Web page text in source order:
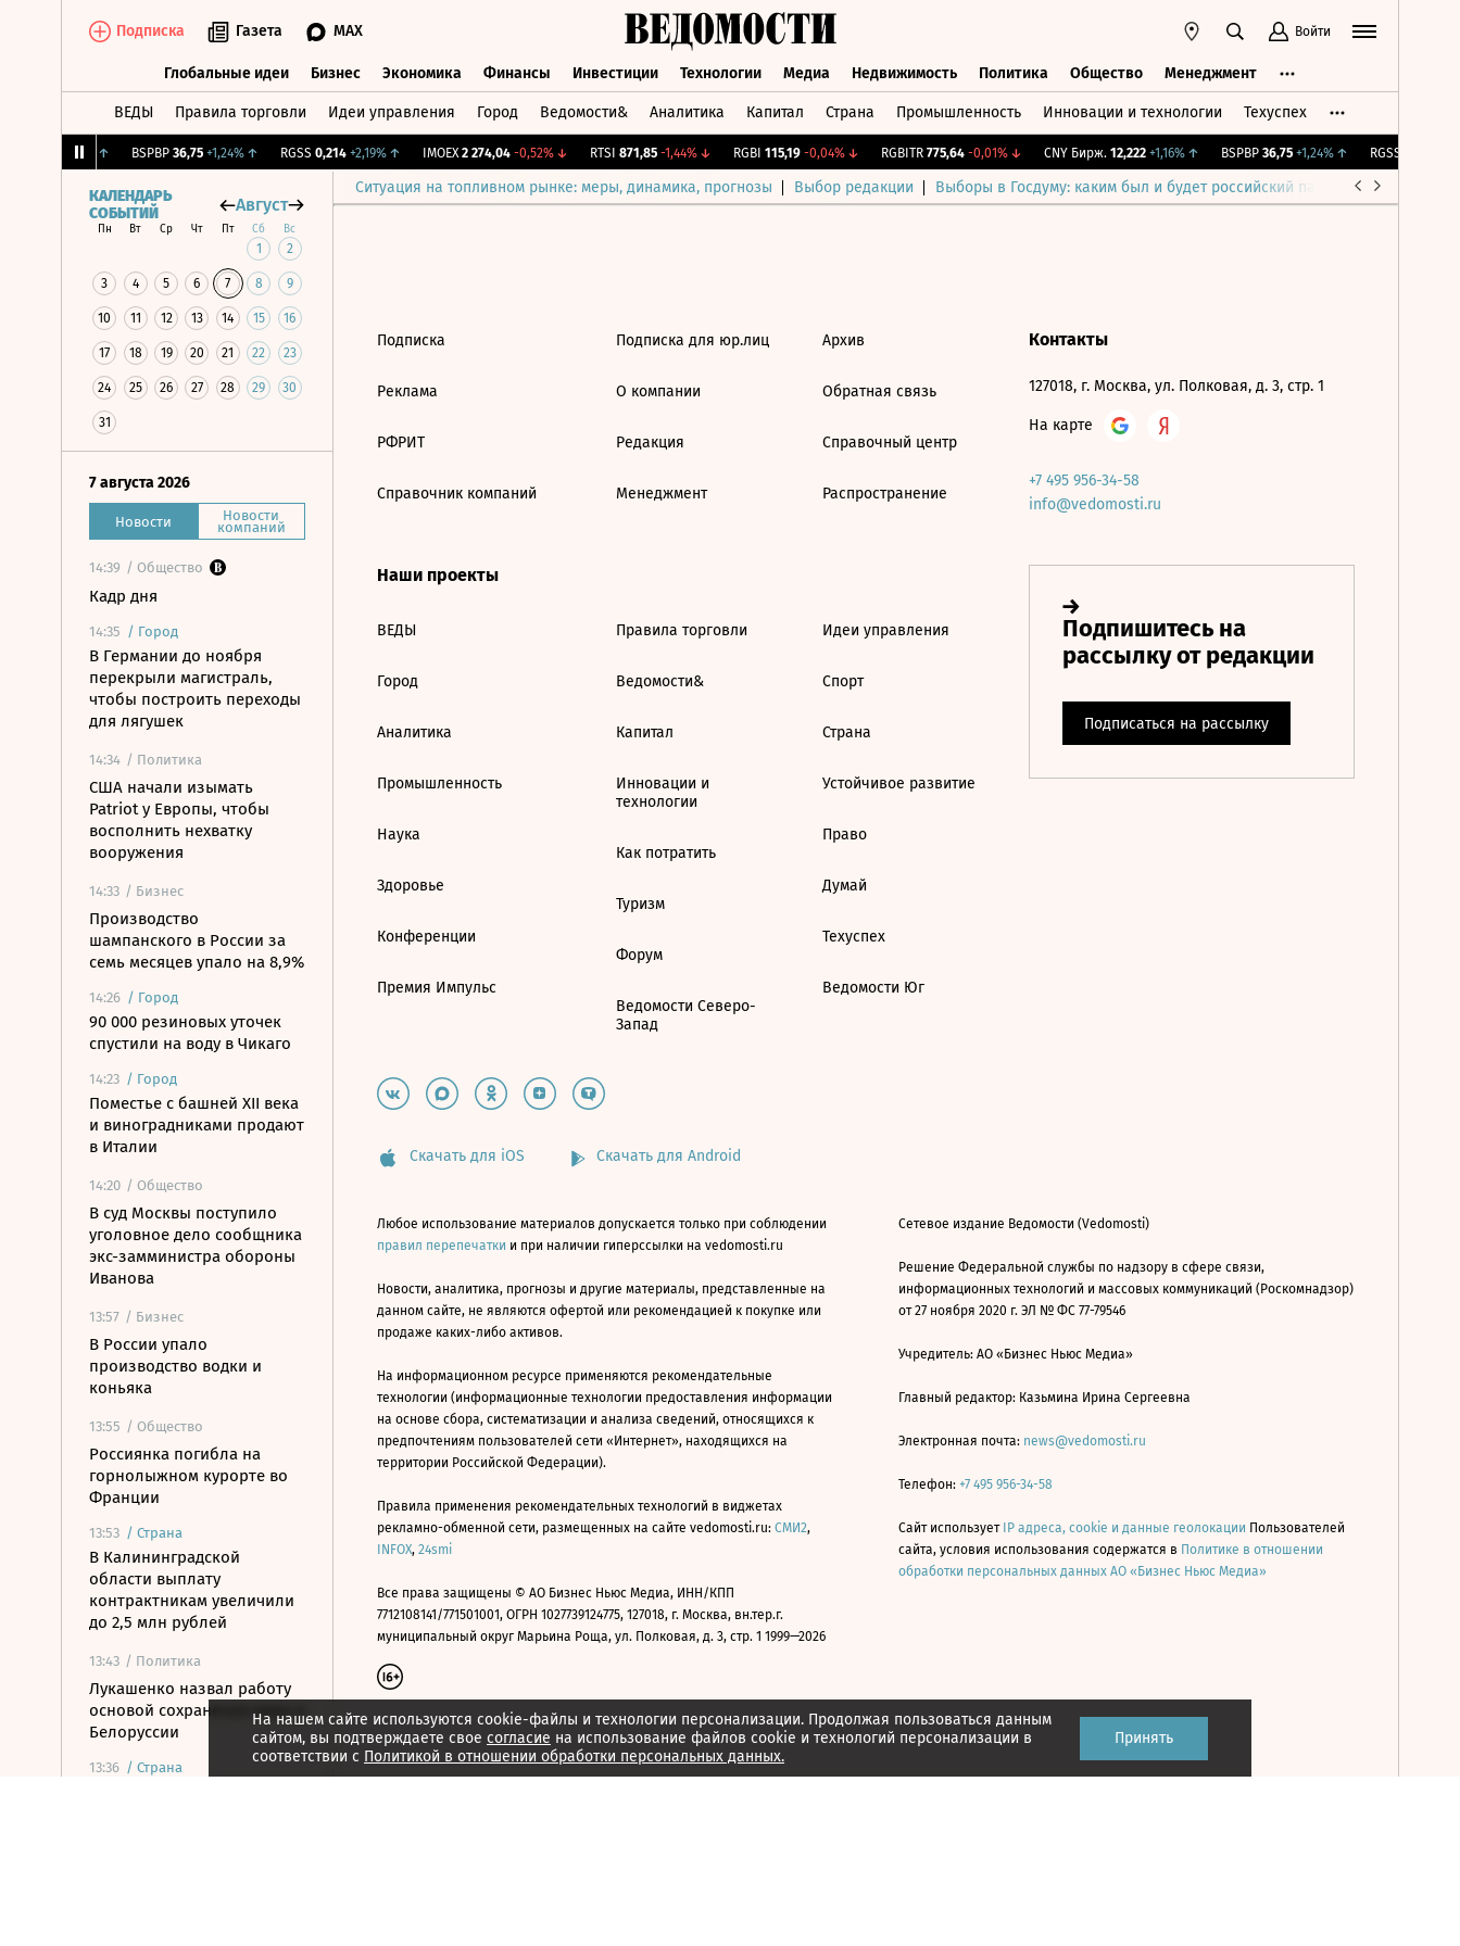
Подписка Газета MAX Войти
Глобальные идеи Бизнес Экономика Финансы Инвестиции Технологии Медиа Недвижимость Политика Общество Менеджмент
ВЕДЫ Правила торговли Идеи управления Город Ведомости& Аналитика Капитал Страна Промышленность Инновации и технологии Техуспех
↑ BSPBP 36,75 +1,24%↑ RGSS 0,214 +2,19%↑ IMOEX 2 274,04 -0,52%↓ RTSI 871,85 -1,44%↓ RGBI 115,19 -0,04%↓ RGBITR 775,64 -0,01%↓ CNY Бирж. 12,222 +1,16%↑ BSPBP 36,75 +1,24%↑ RGSS 0,214
Ситуация на топливном рынке: меры, динамика, прогнозы Выбор редакции Выборы в Госдуму: каким был и будет российский парламент
КАЛЕНДАРЬ
СОБЫТИЙ
Август
Пн Вт Ср Чт Пт Сб Вс
1 2
3 4 5 6 7 8 9
10 11 12 13 14 15 16
17 18 19 20 21 22 23
24 25 26 27 28 29 30
31
7 августа 2026
Новости Новости
компаний
14:39 / Общество
Кадр дня
14:35 / Город
В Германии до ноября
перекрыли магистраль,
чтобы построить переходы
для лягушек
14:34 / Политика
США начали изымать
Patriot у Европы, чтобы
восполнить нехватку
вооружения
14:33 / Бизнес
Производство
шампанского в России за
семь месяцев упало на 8,9%
14:26 / Город
90 000 резиновых уточек
спустили на воду в Чикаго
14:23 / Город
Поместье с башней XII века
и виноградниками продают
в Италии
14:20 / Общество
В суд Москвы поступило
уголовное дело сообщника
экс-замминистра обороны
Иванова
13:57 / Бизнес
В России упало
производство водки и
коньяка
13:55 / Общество
Россиянка погибла на
горнолыжном курорте во
Франции
13:53 / Страна
В Калининградской
области выплату
контрактникам увеличили
до 2,5 млн рублей
13:43 / Политика
Лукашенко назвал работу
основой сохранения мира в
Белоруссии
13:36 / Страна
На нашем сайте используются cookie-файлы и технологии персонализации. Продолжая пользоваться данным
сайтом, вы подтверждаете свое согласие на использование файлов cookie и технологий персонализации в
соответствии с Политикой в отношении обработки персональных данных.
Принять
Подписка
Реклама
РФРИТ
Справочник компаний
Подписка для юр.лиц
О компании
Редакция
Менеджмент
Архив
Обратная связь
Справочный центр
Распространение
Наши проекты
ВЕДЫ
Город
Аналитика
Промышленность
Наука
Здоровье
Конференции
Премия Импульс
Правила торговли
Ведомости&
Капитал
Инновации и
технологии
Как потратить
Туризм
Форум
Ведомости Северо-
Запад
Идеи управления
Спорт
Страна
Устойчивое развитие
Право
Думай
Техуспех
Ведомости Юг
Контакты
127018, г. Москва, ул. Полковая, д. 3, стр. 1
На карте
+7 495 956-34-58
info@vedomosti.ru
Скачать для iOS Скачать для Android
Любое использование материалов допускается только при соблюдении
правил перепечатки и при наличии гиперссылки на vedomosti.ru
Новости, аналитика, прогнозы и другие материалы, представленные на
данном сайте, не являются офертой или рекомендацией к покупке или
продаже каких-либо активов.
На информационном ресурсе применяются рекомендательные
технологии (информационные технологии предоставления информации
на основе сбора, систематизации и анализа сведений, относящихся к
предпочтениям пользователей сети «Интернет», находящихся на
территории Российской Федерации).
Правила применения рекомендательных технологий в виджетах
рекламно-обменной сети, размещенных на сайте vedomosti.ru: СМИ2,
INFOX, 24smi
Все права защищены © АО Бизнес Ньюс Медиа, ИНН/КПП
7712108141/771501001, ОГРН 1027739124775, 127018, г. Москва, вн.тер.г.
муниципальный округ Марьина Роща, ул. Полковая, д. 3, стр. 1 1999—2026
Сетевое издание Ведомости (Vedomosti)
Решение Федеральной службы по надзору в сфере связи,
информационных технологий и массовых коммуникаций (Роскомнадзор)
от 27 ноября 2020 г. ЭЛ № ФС 77-79546
Учредитель: АО «Бизнес Ньюс Медиа»
Главный редактор: Казьмина Ирина Сергеевна
Электронная почта: news@vedomosti.ru
Телефон: +7 495 956-34-58
Сайт использует IP адреса, cookie и данные геолокации Пользователей
сайта, условия использования содержатся в Политике в отношении
обработки персональных данных АО «Бизнес Ньюс Медиа»